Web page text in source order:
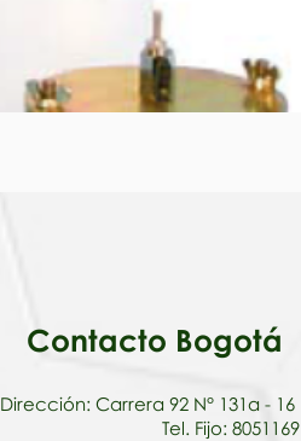
Contacto Bogotá
Dirección: Carrera 92 N° 131a - 16
Tel. Fijo: 8051169